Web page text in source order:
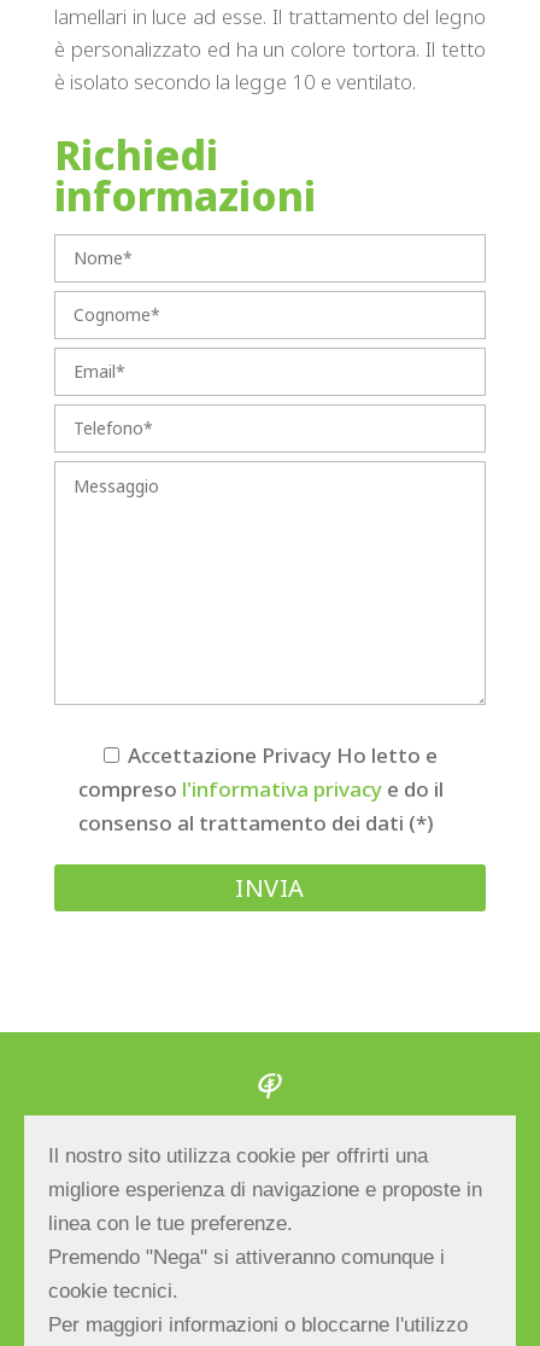
lamellari in luce ad esse. Il trattamento del legno
è personalizzato ed ha un colore tortora. Il tetto
è isolato secondo la legge 10 e ventilato.
Richiedi
informazioni
Accettazione PrivacyHo letto e
compreso l'informativa privacye do il
consenso al trattamento dei dati (*)
Albero Maestro S.r.l.
Via E.Bevilacqua, 27 – 47039 Savignano sul
Rubicone (FC) ITALY | Tel/fax
+39.0541.943666
Il nostro sito utilizza cookie per offrirti una
migliore esperienza di navigazione e proposte in
linea con le tue preferenze.
Premendo "Nega" si attiveranno comunque i
cookie tecnici.
Per maggiori informazioni o bloccarne l'utilizzo